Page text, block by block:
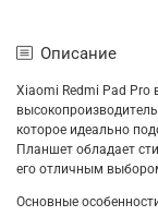
Описание
Xiaomi Redmi Pad Pro
которое идеально
Планшет обладает
его отличным
Основные